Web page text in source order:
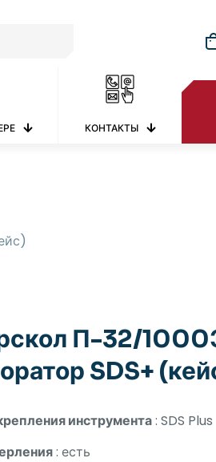
КОНТАКТЫ
П-32/
SDS+
инструмента: SDS Plus
: есть